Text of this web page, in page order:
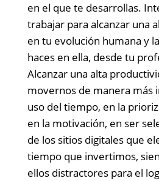
en el que te desarrollas.
trabajar para alcanzar una
en tu evolución humana y
haces en ella, desde tu
Alcanzar una alta
movernos de manera más
uso del tiempo, en la
en la motivación, en ser
de los sitios digitales que
tiempo que invertimos,
ellos distractores para el